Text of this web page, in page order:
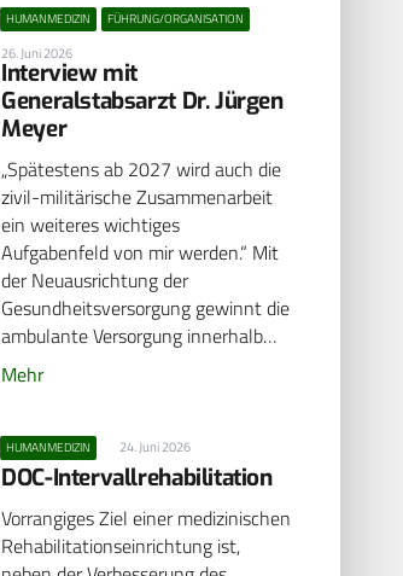
HUMANMEDIZIN FÜHRUNG/ORGANISATION
26. Juni 2026
Interview mit
Generalstabsarzt Dr. Jürgen
Meyer
„Spätestens ab 2027 wird auch die
zivil-militärische Zusammenarbeit
ein weiteres wichtiges
Aufgabenfeld von mir werden.“ Mit
der Neuausrichtung der
Gesundheitsversorgung gewinnt die
ambulante Versorgung innerhalb…
Mehr
HUMANMEDIZIN 24. Juni 2026
DOC-Intervallrehabilitation
Vorrangiges Ziel einer medizinischen
Rehabilitationseinrichtung ist,